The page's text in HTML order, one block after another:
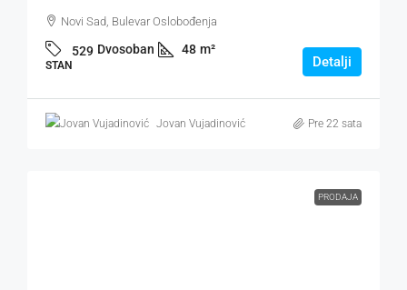
Novi Sad, Bulevar Oslobođenja
529 Dvosoban 48 m²
STAN Detalji
Jovan Vujadinović Pre 22 sata
PRODAJA